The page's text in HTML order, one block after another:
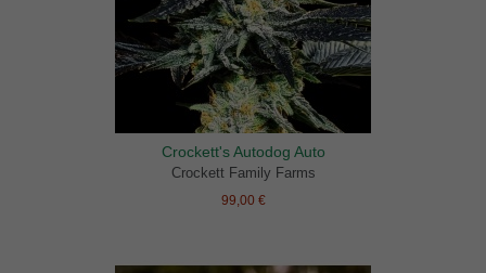
Crockett's Autodog Auto
Crockett Family Farms
99,00 €